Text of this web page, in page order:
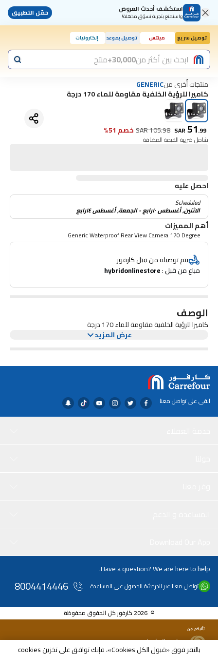
بالنقر فوق «قبول الكل Cookies»، فإنك توافق على تخزين cookies
استكشف أحدث العروض
واستمتع بتجربة تسوّق مذهلة! حمّل التطبيق
توصيل سريع مينتس توصيل بموعد إلكترونيات
ابحث بين أكثر من30,000+ منتج
منتجات أُخرى منGENERIC
كاميرا للرؤية الخلفية مقاومة للماء 170 درجة
SAR 51.99
SAR105.98 خصم 51%
شامل ضريبة القيمة المضافة
احصل عليه
Scheduled
الاثنين, أغسطس ١٠رابع - الجمعة, أغسطس ١٤رابع
أهم المميزات
Generic Waterproof Rear View Camera 170 Degree
يتم توصيله من قِبَل كارفور
مباع من قبل : hybridonlinestore
الوصف
كاميرا للرؤية الخلفية مقاومة للماء 170 درجة
عرض المزيد
ابقى على تواصل معنا
Have a question? We are here to help.
تواصل معنا عبر الدردشة للحصول على المساعدة 8004414446
© 2026 كارفور كل الحقوق محفوظة